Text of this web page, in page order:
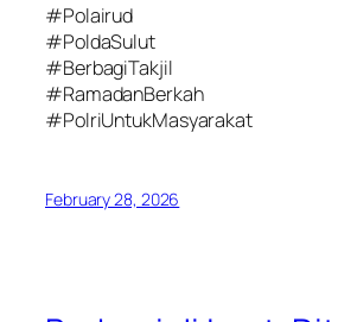
#Polairud
#PoldaSulut
#BerbagiTakjil
#RamadanBerkah
#PolriUntukMasyarakat
February 28, 2026